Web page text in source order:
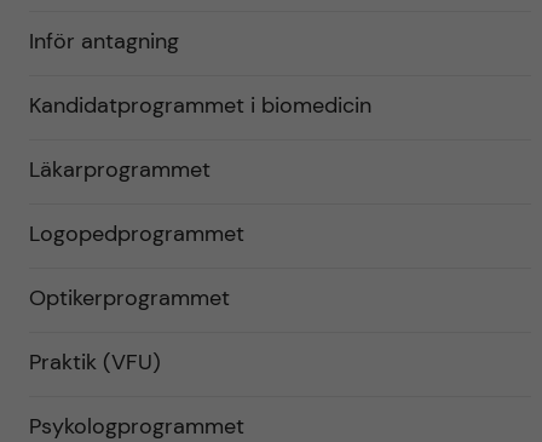
Inför antagning
Kandidatprogrammet i biomedicin
Läkarprogrammet
Logopedprogrammet
Optikerprogrammet
Praktik (VFU)
Psykologprogrammet